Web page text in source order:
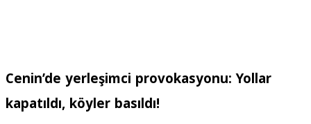
Cenin’de yerleşimci provokasyonu: Yollar
kapatıldı, köyler basıldı!